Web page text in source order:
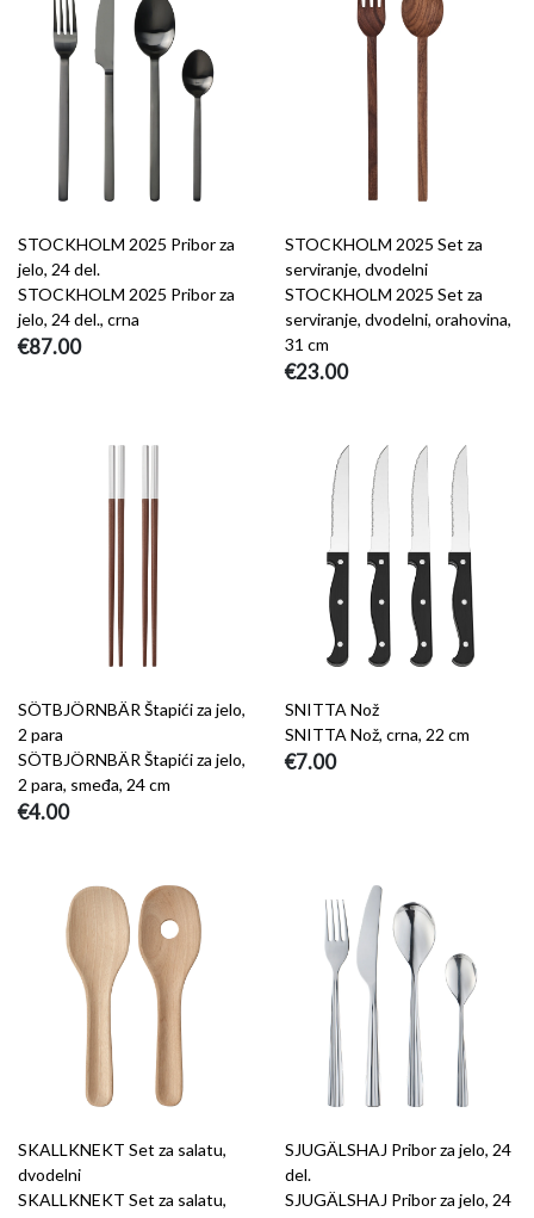
STOCKHOLM 2025 Pribor za
jelo, 24 del.
STOCKHOLM 2025 Pribor za
jelo, 24 del., crna
€87.00
STOCKHOLM 2025 Set za
serviranje, dvodelni
STOCKHOLM 2025 Set za
serviranje, dvodelni, orahovina,
31 cm
€23.00
SÖTBJÖRNBÄR Štapići za jelo,
2 para
SÖTBJÖRNBÄR Štapići za jelo,
2 para, smeđa, 24 cm
€4.00
SNITTA Nož
SNITTA Nož, crna, 22 cm
€7.00
SKALLKNEKT Set za salatu,
dvodelni
SKALLKNEKT Set za salatu,
SJUGÄLSHAJ Pribor za jelo, 24
del.
SJUGÄLSHAJ Pribor za jelo, 24